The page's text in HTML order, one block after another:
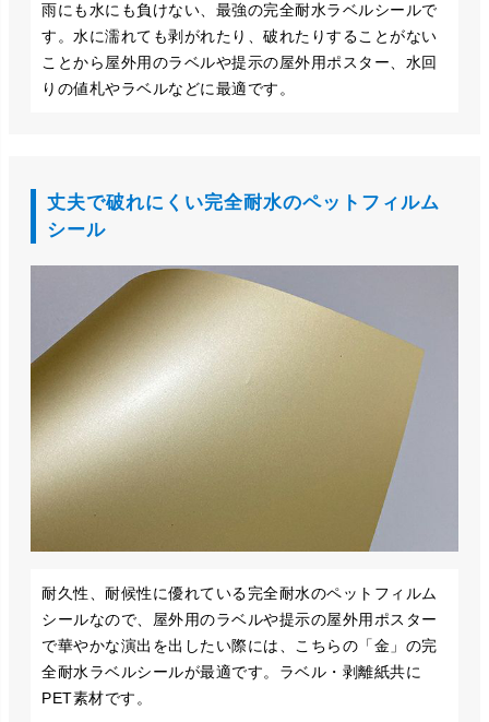
雨にも水にも負けない、最強の完全耐水ラベルシールで
す。水に濡れても剥がれたり、破れたりすることがない
ことから屋外用のラベルや提示の屋外用ポスター、水回
りの値札やラベルなどに最適です。
丈夫で破れにくい完全耐水のペットフィルム
シール
耐久性、耐候性に優れている完全耐水のペットフィルム
シールなので、屋外用のラベルや提示の屋外用ポスター
で華やかな演出を出したい際には、こちらの「金」の完
全耐水ラベルシールが最適です。ラベル・剥離紙共に
PET素材です。